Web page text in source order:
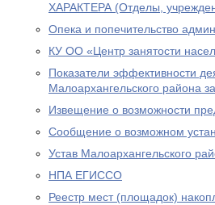
ХАРАКТЕРА (Отделы,
Опека и попечительство
КУ ОО «Центр занятости
Показатели эффективности
Малоархангельского района
Извещение о возможности
Сообщение о возможном
Устав Малоархангельского
НПА ЕГИССО
Реестр мест (площадок)